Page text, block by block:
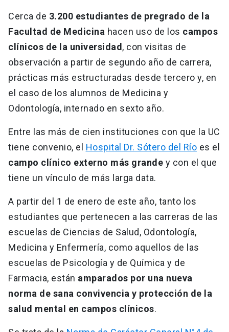
Cerca de 3.200 estudiantes de pregrado de la
Facultad de Medicina hacen uso de los campos
clínicos de la universidad , con visitas de
observación a partir de segundo año de carrera,
prácticas más estructuradas desde tercero y, en
el caso de los alumnos de Medicina y
Odontología, internado en sexto año.
Entre las más de cien instituciones con que la UC
tiene convenio, el Hospital Dr. Sótero del Río es el
campo clínico externo más grande y con el que
tiene un vínculo de más larga data.
A partir del 1 de enero de este año, tanto los
estudiantes que pertenecen a las carreras de las
escuelas de Ciencias de Salud, Odontología,
Medicina y Enfermería, como aquellos de las
escuelas de Psicología y de Química y de
Farmacia, están amparados por una nueva
norma de sana convivencia y protección de la
salud mental en campos clínicos.